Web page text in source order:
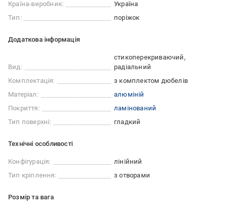
Країна-виробник:
Україна
Тип:
поріжок
Додаткова інформація
Вид:
стикоперекриваючий
радіальний
Комплектація:
з комплектом дюбелів
Матеріал:
алюміній
Покриття:
ламінований
Тип поверхні:
гладкий
Технічні особливості
Конфігурація:
лінійний
Тип кріплення:
з отворами
Розмір та вага